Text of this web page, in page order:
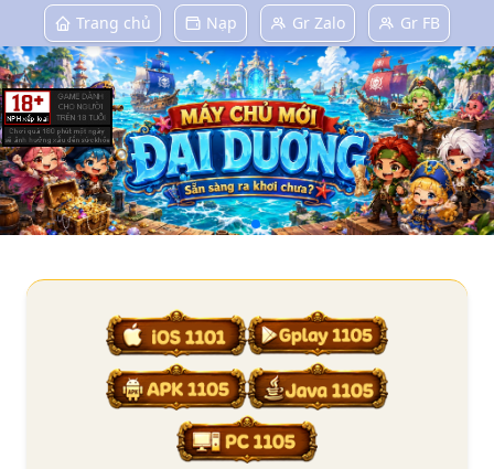
Trang chủ Nạp Gr Zalo Gr FB
Tải Game Làng Hải Tặc Chính Thức